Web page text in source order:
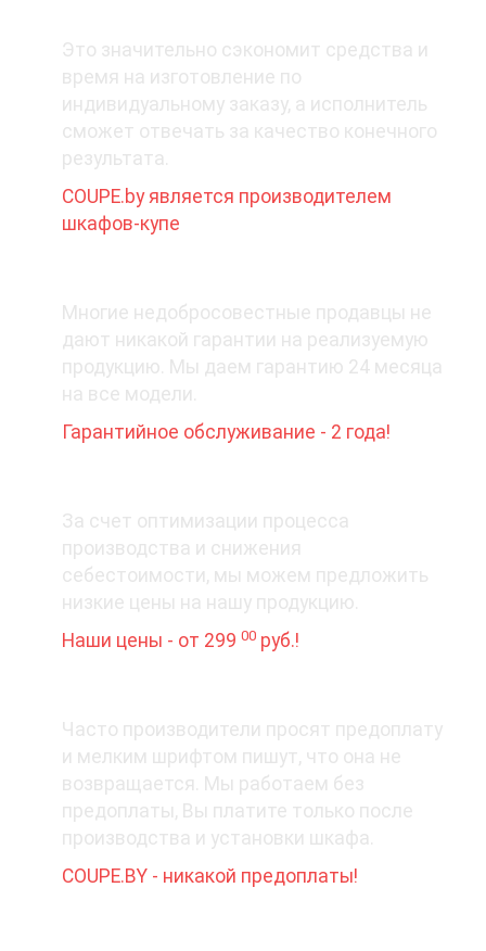
Это значительно сэкономит средства и
время на изготовление по
индивидуальному заказу, а исполнитель
сможет отвечать за качество конечного
результата.
COUPE.by является производителем
шкафов-купе
Многие недобросовестные продавцы не
дают никакой гарантии на реализуемую
продукцию. Мы даем гарантию 24 месяца
на все модели.
Гарантийное обслуживание - 2 года!
За счет оптимизации процесса
производства и снижения
себестоимости, мы можем предложить
низкие цены на нашу продукцию.
Наши цены - от 29900 руб.!
Часто производители просят предоплату
и мелким шрифтом пишут, что она не
возвращается. Мы работаем без
предоплаты, Вы платите только после
производства и установки шкафа.
COUPE.BY - никакой предоплаты!